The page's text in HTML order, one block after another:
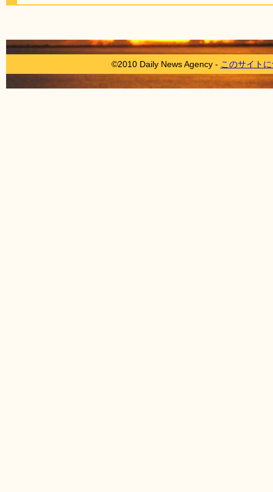
©2010 Daily News Agency - このサイト